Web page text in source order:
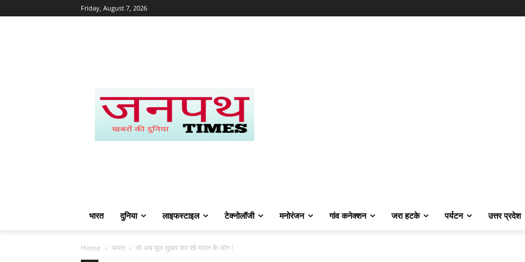
Friday, August 7, 2026
भारत दुनिया लाइफस्टाइल टेक्नोलॉजी मनोरंजन गांव कनेक्शन जरा हटके पर्यटन उत्तर प्रदेश
Home भारत तो अब भूल सुधार कर रहे भारत के लोग !